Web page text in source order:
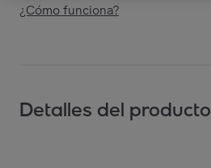
¿Cómo funciona?
Detalles del producto